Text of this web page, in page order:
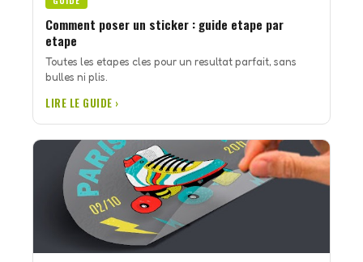
Comment poser un sticker : guide etape par
etape
Toutes les etapes cles pour un resultat parfait, sans
bulles ni plis.
LIRE LE GUIDE ›